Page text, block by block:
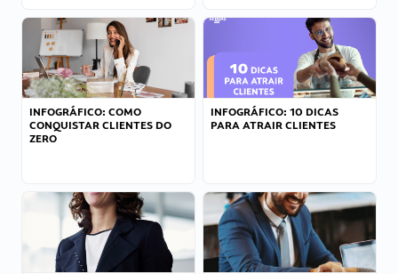
INFOGRÁFICO: COMO
CONQUISTAR CLIENTES DO
ZERO
INFOGRÁFICO: 10 DICAS
PARA ATRAIR CLIENTES